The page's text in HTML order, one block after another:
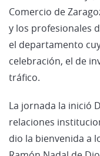
Comercio de
y los profesionales
el departamento
celebración, el de
tráfico.
La jornada la inició
relaciones
dio la bienvenida a